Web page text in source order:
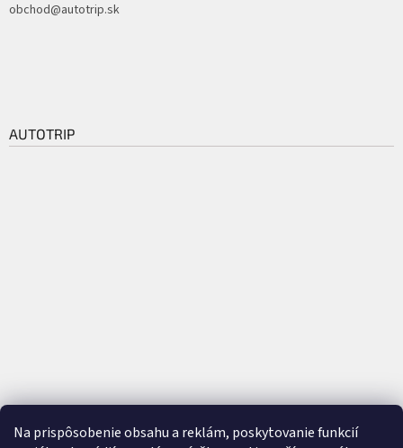
Na prispôsobenie obsahu a reklám, poskytovanie funkcií
obchod@autotrip.sk
AUTOTRIP